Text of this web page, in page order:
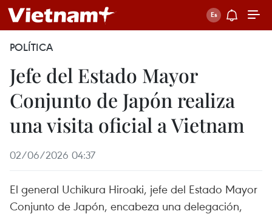
POLÍTICA
Jefe del Estado Mayor
Conjunto de Japón realiza
una visita oficial a Vietnam
02/06/2026 04:37
El general Uchikura Hiroaki, jefe del Estado Mayor
Conjunto de Japón, encabeza una delegación,